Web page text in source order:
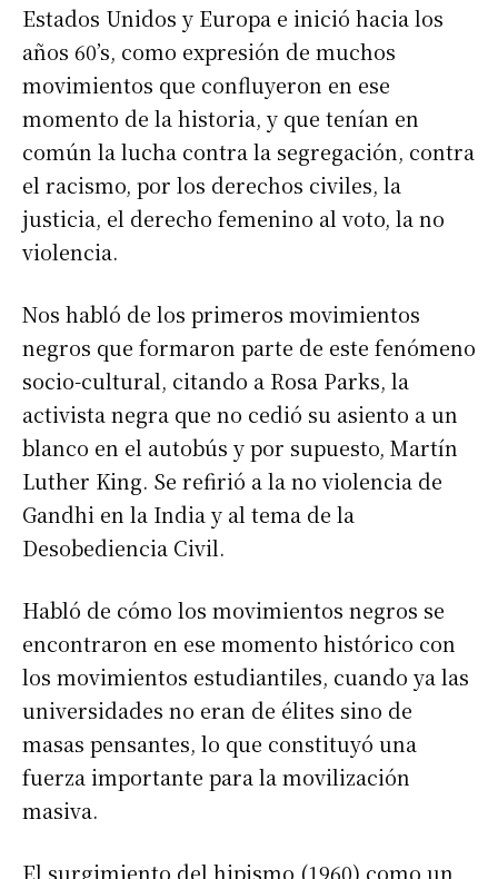
Estados Unidos y Europa e inició hacia los
años 60’s, como expresión de muchos
movimientos que confluyeron en ese
momento de la historia, y que tenían en
común la lucha contra la segregación, contra
el racismo, por los derechos civiles, la
justicia, el derecho femenino al voto, la no
violencia.
Nos habló de los primeros movimientos
negros que formaron parte de este fenómeno
socio-cultural, citando a Rosa Parks, la
activista negra que no cedió su asiento a un
blanco en el autobús y por supuesto, Martín
Luther King. Se refirió a la no violencia de
Gandhi en la India y al tema de la
Desobediencia Civil.
Habló de cómo los movimientos negros se
encontraron en ese momento histórico con
los movimientos estudiantiles, cuando ya las
universidades no eran de élites sino de
masas pensantes, lo que constituyó una
fuerza importante para la movilización
masiva.
El surgimiento del hipismo (1960) como un